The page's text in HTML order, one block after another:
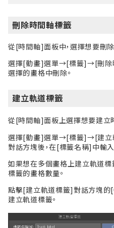
刪除時間軸標籤
從[時間軸]面板中，選擇想要刪
選擇[動畫]選單→[標籤]→[刪除
選擇的畫格中刪除。
建立軌道標籤
從[時間軸]面板上選擇想要建立
選擇[動畫]選單→[標籤]→[建立
對話方塊後，在[標籤名稱]中輸
如果想在多個畫格上建立軌道標
標籤的畫格數量。
點擊[建立軌道標籤]對話方塊的
建立軌道標籤。